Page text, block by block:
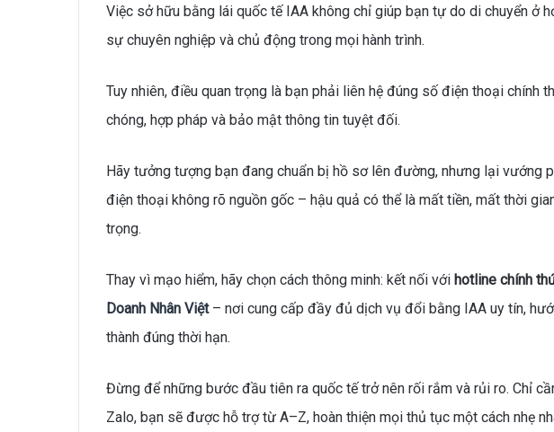
Việc sở hữu bằng lái quốc tế IAA không chỉ giúp bạn tự do di chuyển ở
sự chuyên nghiệp và chủ động trong mọi hành trình.
Tuy nhiên, điều quan trọng là bạn phải liên hệ đúng số điện thoại chính
chóng, hợp pháp và bảo mật thông tin tuyệt đối.
Hãy tưởng tượng bạn đang chuẩn bị hồ sơ lên đường, nhưng lại vướng
điện thoại không rõ nguồn gốc – hậu quả có thể là mất tiền, mất thời
trọng.
Thay vì mạo hiểm, hãy chọn cách thông minh: kết nối với hotline chính
Doanh Nhân Việt– nơi cung cấp đầy đủ dịch vụ đổi bằng IAA uy tín,
thành đúng thời hạn.
Đừng để những bước đầu tiên ra quốc tế trở nên rối rắm và rủi ro. Chỉ
Zalo, bạn sẽ được hỗ trợ từ A–Z, hoàn thiện mọi thủ tục một cách nhẹ